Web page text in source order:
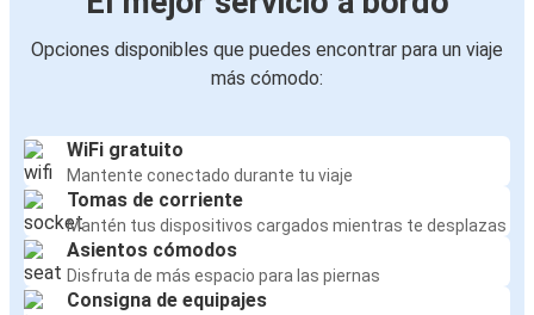
Opciones disponibles que puedes encontrar para un viaje
más cómodo:
WiFi gratuito
Mantente conectado durante tu viaje
Tomas de corriente
Mantén tus dispositivos cargados mientras te desplazas
Asientos cómodos
Disfruta de más espacio para las piernas
Consigna de equipajes